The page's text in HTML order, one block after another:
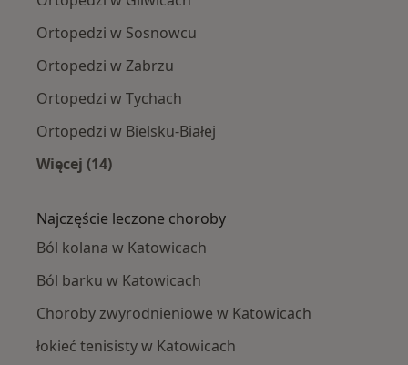
Ortopedzi w Sosnowcu
Ortopedzi w Zabrzu
Ortopedzi w Tychach
Ortopedzi w Bielsku-Białej
Więcej (14)
Najczęście leczone choroby
Ból kolana w Katowicach
Ból barku w Katowicach
Choroby zwyrodnieniowe w Katowicach
łokieć tenisisty w Katowicach